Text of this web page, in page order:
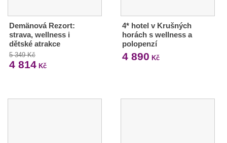
Demänová Rezort:
strava, wellness i
dětské atrakce
5 349 Kč
4 814 Kč
4* hotel v Krušných
horách s wellness a
polopenzí
4 890 Kč